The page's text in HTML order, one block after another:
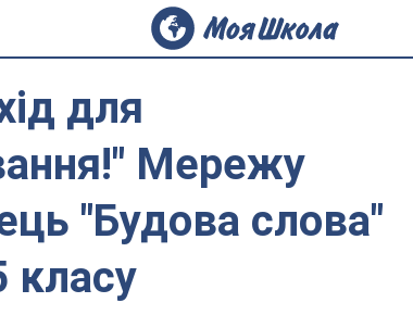
для
Мережу
"Будова слова"
класу